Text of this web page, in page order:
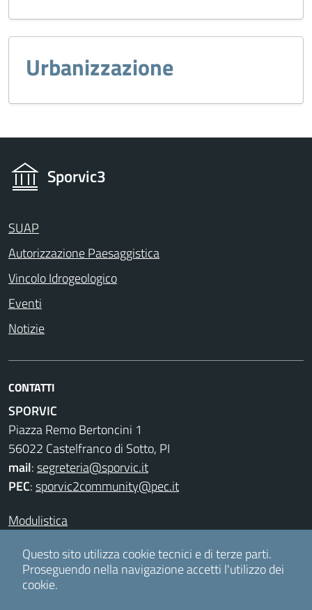
Urbanizzazione
Sporvic3
SUAP
Autorizzazione Paesaggistica
Vincolo Idrogeologico
Eventi
Notizie
CONTATTI
SPORVIC
Piazza Remo Bertoncini 1
56022 Castelfranco di Sotto, PI
mail:segreteria@sporvic.it
PEC:sporvic2community@pec.it
Modulistica
Privacy & Cookies
Questo sito utilizza cookie tecnici e di terze parti.
Proseguendo nella navigazione accetti l'utilizzo dei
cookie.